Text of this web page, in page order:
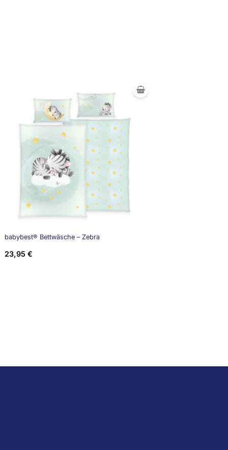
babybest® Bettwäsche – Zebra
23,95 €